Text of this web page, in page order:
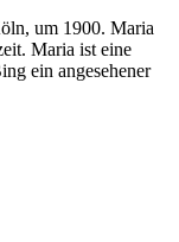
um 1900. Maria
Maria ist eine
ein angesehener